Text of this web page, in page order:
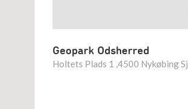
Geopark Odsherred
Holtets Plads 1 ,4500 Nykøbing Sj